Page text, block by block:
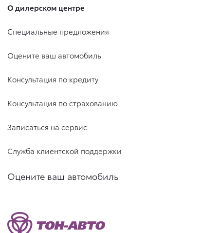
О дилерском центре
Специальные предложения
Оцените ваш автомобиль
Консультация по кредиту
Консультация по страхованию
Записаться на сервис
Служба клиентской поддержки
Оцените ваш автомобиль